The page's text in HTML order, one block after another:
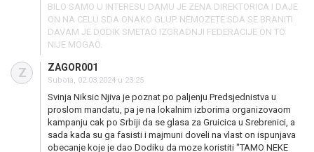
BILO SAMO U INTERESU DAMU JE ZENA DIREKTORICA I DAJE
ON NA CELU SDA ONAKO GLUP. NEMOZETE SDA SE BRANITI
DAVAM JE DODIK SMETAO IZGRADNJI FEDERACIJE ON TO
NIJE MOGAO.
Z ZAGOR001
Subota, 02.03.2024 u 23:25
Svinja Niksic Njiva je poznat po paljenju Predsjednistva u
proslom mandatu, pa je na lokalnim izborima organizovaom
kampanju cak po Srbiji da se glasa za Gruicica u Srebrenici, a
sada kada su ga fasisti i majmuni doveli na vlast on ispunjava
obecanje koje je dao Dodiku da moze koristiti "TAMO NEKE